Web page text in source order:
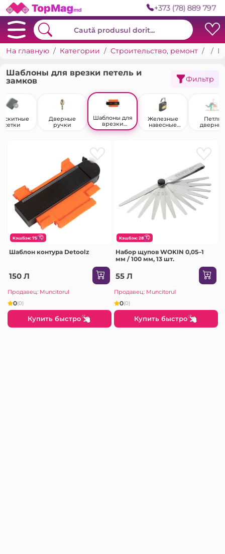
+373 (78) 889 797
На главную Категории Строительство, ремонт Шаблоны для врезки петель и замков
Шаблоны для врезки петель и
замков
Фильтр
сетки
Дверные
ручки
Шаблоны для
врезки
петель и
Железные
навесные
Петли
КэшБэк: 75
Шаблон контура Detoolz
150 Л
Продавец: Muncitorul
0(0)
Купить быстро
КэшБэк: 28
Набор щупов WOKIN 0,05–1
мм / 100 мм, 13 шт.
55 Л
Продавец: Muncitorul
0(0)
Купить быстро